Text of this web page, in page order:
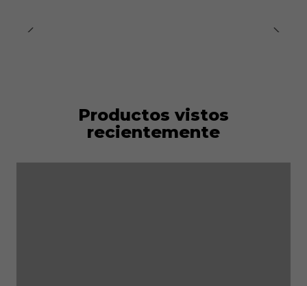
Productos vistos
recientemente